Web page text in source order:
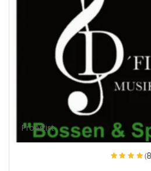
ProArtist